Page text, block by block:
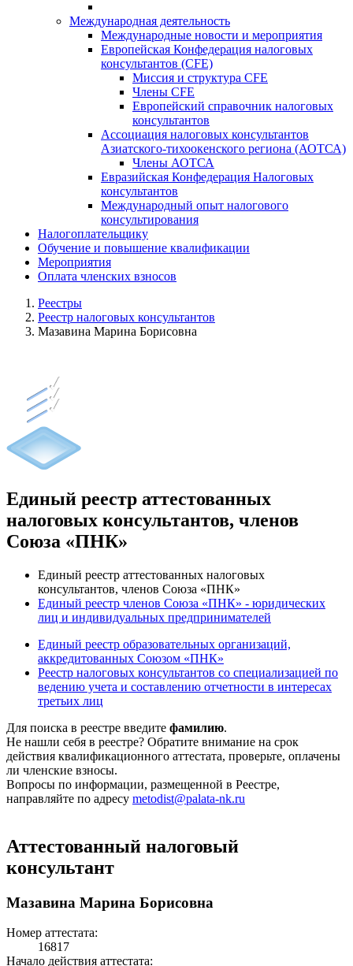
Международная деятельность
Международные новости и мероприятия
Европейская Конфедерация налоговых
консультантов (CFE)
Миссия и структура CFE
Члены CFE
Европейский справочник налоговых
консультантов
Ассоциация налоговых консультантов
Азиатского-тихоокенского региона (АОТСА)
Члены АОТСА
Евразийская Конфедерация Налоговых
консультантов
Международный опыт налогового
консультирования
Налогоплательщику
Обучение и повышение квалификации
Мероприятия
Оплата членских взносов
Реестры
Реестр налоговых консультантов
Мазавина Марина Борисовна
Единый реестр аттестованных
налоговых консультантов, членов
Союза «ПНК»
Единый реестр аттестованных налоговых
консультантов, членов Союза «ПНК»
Единый реестр членов Союза «ПНК» - юридических
лиц и индивидуальных предпринимателей
Единый реестр образовательных организаций,
аккредитованных Союзом «ПНК»
Реестр налоговых консультантов со специализацией по
ведению учета и составлению отчетности в интересах
третьих лиц
Для поиска в реестре введите фамилию.
Не нашли себя в реестре? Обратите внимание на срок
действия квалификационного аттестата, проверьте, оплачены
ли членские взносы.
Вопросы по информации, размещенной в Реестре,
направляйте по адресу metodist@palata-nk.ru
Аттестованный налоговый
консультант
Мазавина Марина Борисовна
Номер аттестата:
16817
Начало действия аттестата: